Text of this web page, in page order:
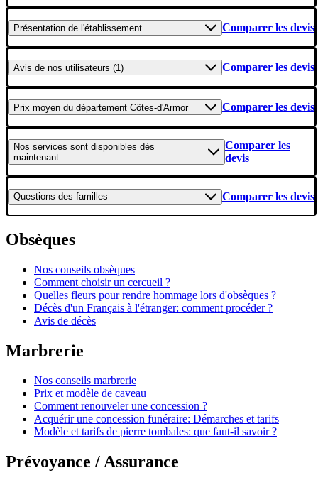
Présentation de l'établissement Comparer les devis
Avis de nos utilisateurs (1) Comparer les devis
Prix moyen du département Côtes-d'Armor Comparer les devis
Nos services sont disponibles dès
maintenant
Comparer les
devis
Questions des familles Comparer les devis
Obsèques
Nos conseils obsèques
Comment choisir un cercueil ?
Quelles fleurs pour rendre hommage lors d'obsèques ?
Décès d'un Français à l'étranger: comment procéder ?
Avis de décès
Marbrerie
Nos conseils marbrerie
Prix et modèle de caveau
Comment renouveler une concession ?
Acquérir une concession funéraire: Démarches et tarifs
Modèle et tarifs de pierre tombales: que faut-il savoir ?
Prévoyance / Assurance